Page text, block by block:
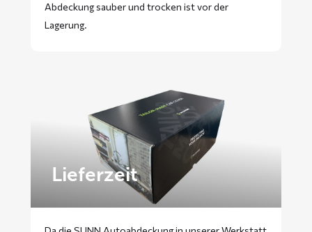
Abdeckung sauber und trocken ist vor der
Lagerung.
Lieferzeit